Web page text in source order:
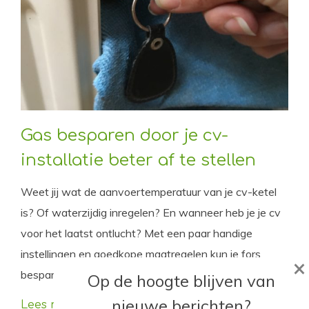
Gas besparen door je cv-
installatie beter af te stellen
Weet jij wat de aanvoertemperatuur van je cv-ketel
is? Of waterzijdig inregelen? En wanneer heb je je cv
voor het laatst ontlucht? Met een paar handige
instellingen en goedkope maatregelen kun je fors
besparen op je gasverbruik.
Lees meer
Op de hoogte blijven van
×